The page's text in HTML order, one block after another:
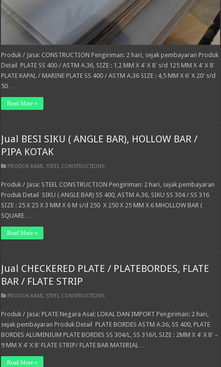
Produk / Jasa: CONSTRUCTION Pengiriman: 2 hari, sejak pembayaran Produk
Detail PLATE SS 400 / ASTM A.36, SIZE : 1,2 MM X 4′ X 8′ s/d 125 MM X 4′ X 8′
PLATE KAPAL / MARINE PLATE SS 400 / ASTM A.36 SIZE : 4,5 MM X 6′ X 20′ s/d
50 …
Read More »
Jual BESI SIKU ( ANGLE BAR), HOLLOW BAR /
PIPA KOTAK
PRODUK KAMI, STEEL CONSTRUCTIONS
Produk / Jasa: STEEL CONSTRUCTION Pengiriman: 2 hari, sejak pembayaran
Produk Detail SIKU ( ANGLE BAR) SS 400, ASTM A.36, SIKU SS 304 / SS 316
SIZE : 25 X 25 X 3 MM X 6 M s/d 250 X 250 X 25 MM X 6 MHOLLOW BAR (
SQUARE …
Read More »
Jual CHECKERED PLATE / PLATEBORDES, FLATE
BAR / FLATE STRIP
PRODUK KAMI, STEEL CONSTRUCTIONS
Produk / Jasa: PLATE Negara Asal: LOKAL DAN IMPORT Pengiriman: 2 hari,
sejak pembayaran Produk Detail PLATE BORDES ASTM A.36, SS 400, PLATE
BORDES ALUMINIUM PLATE BORDES SS 304/L, SS 316/L SIZE : 2MM X 4′ X 8′ –
9 MM X 4′ X 8′ FLATE STRIP/ FLATE BAR MATERIAL …
Read More »